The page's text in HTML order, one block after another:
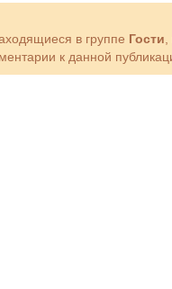
в группе Гости
к данной